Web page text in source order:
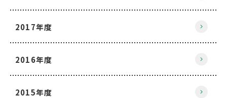
2017年度
2016年度
2015年度